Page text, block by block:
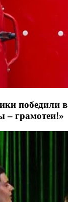
победили в
– грамотеи!»